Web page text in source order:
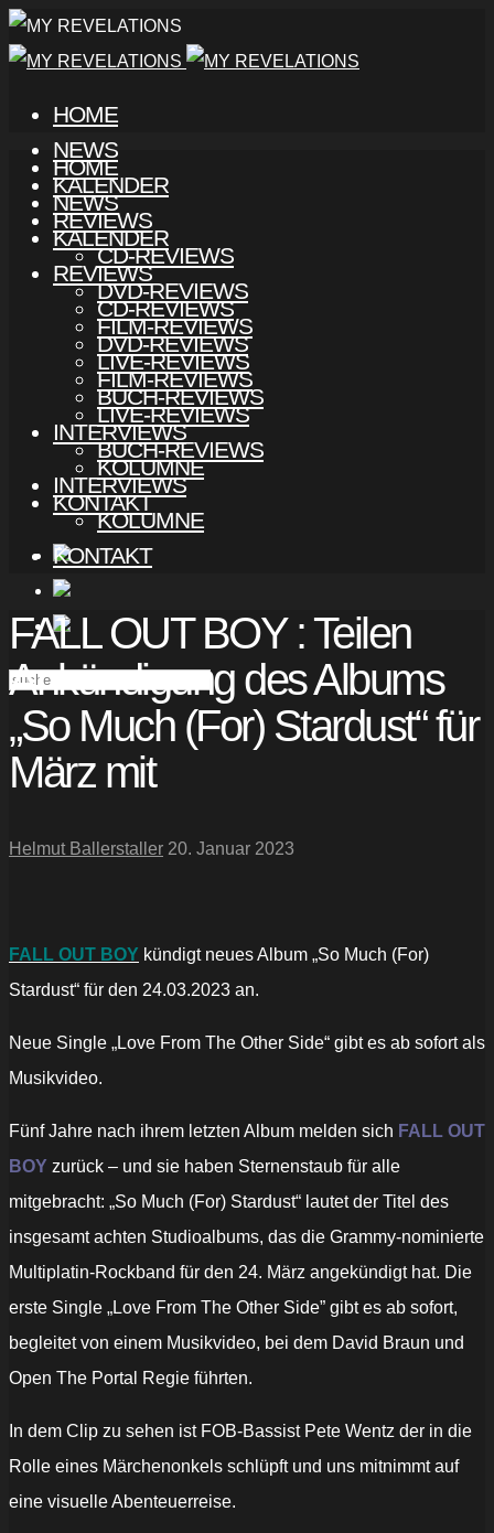
HOME
NEWS
KALENDER
REVIEWS
CD-REVIEWS
DVD-REVIEWS
FILM-REVIEWS
LIVE-REVIEWS
BUCH-REVIEWS
INTERVIEWS
KOLUMNE
KONTAKT
HOME
NEWS
KALENDER
REVIEWS
CD-REVIEWS
DVD-REVIEWS
FILM-REVIEWS
LIVE-REVIEWS
BUCH-REVIEWS
INTERVIEWS
KOLUMNE
KONTAKT
FALL OUT BOY : Teilen
Ankündigung des Albums
„So Much (For) Stardust“ für
März mit
Helmut Ballerstaller 20. Januar 2023
FALL OUT BOY kündigt neues Album „So Much (For)
Stardust“ für den 24.03.2023 an.
Neue Single „Love From The Other Side“ gibt es ab sofort als
Musikvideo.
Fünf Jahre nach ihrem letzten Album melden sich FALL OUT
BOY zurück – und sie haben Sternenstaub für alle
mitgebracht: „So Much (For) Stardust“ lautet der Titel des
insgesamt achten Studioalbums, das die Grammy-nominierte
Multiplatin-Rockband für den 24. März angekündigt hat. Die
erste Single „Love From The Other Side” gibt es ab sofort,
begleitet von einem Musikvideo, bei dem David Braun und
Open The Portal Regie führten.
In dem Clip zu sehen ist FOB-Bassist Pete Wentz der in die
Rolle eines Märchenonkels schlüpft und uns mitnimmt auf
eine visuelle Abenteuerreise.